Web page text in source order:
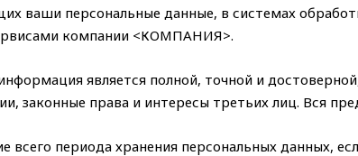
ваши персональные данные, в системах
компании <КОМПАНИЯ>.
является полной, точной и
законные права и интересы третьих лиц. Вся
всего периода хранения персональных данных,